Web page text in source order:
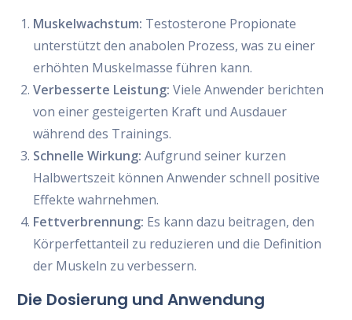
Muskelwachstum: Testosterone Propionate
unterstützt den anabolen Prozess, was zu einer
erhöhten Muskelmasse führen kann.
Verbesserte Leistung: Viele Anwender berichten
von einer gesteigerten Kraft und Ausdauer
während des Trainings.
Schnelle Wirkung: Aufgrund seiner kurzen
Halbwertszeit können Anwender schnell positive
Effekte wahrnehmen.
Fettverbrennung: Es kann dazu beitragen, den
Körperfettanteil zu reduzieren und die Definition
der Muskeln zu verbessern.
Die Dosierung und Anwendung